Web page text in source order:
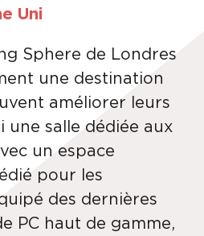
Uni
Sphere de Londres
une destination
améliorer leurs
une salle dédiée aux
un espace
pour les
des dernières
PC haut de gamme,